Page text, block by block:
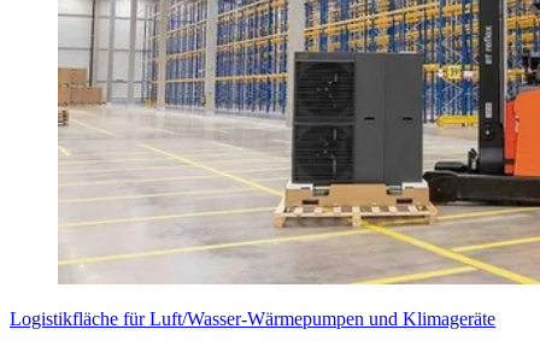
Logistikfläche für Luft/Wasser-Wärmepumpen und Klimageräte